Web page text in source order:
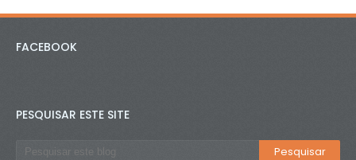
FACEBOOK
PESQUISAR ESTE SITE